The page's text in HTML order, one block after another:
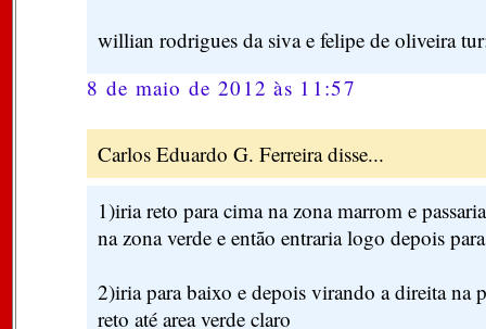
willian rodrigues da siva e felipe de oliveira
8 de maio de 2012 às 11:57
Carlos Eduardo G. Ferreira disse...
1)iria reto para cima na zona marrom e
na zona verde e então entraria logo depois
2)iria para baixo e depois virando a direita na
reto até area verde claro